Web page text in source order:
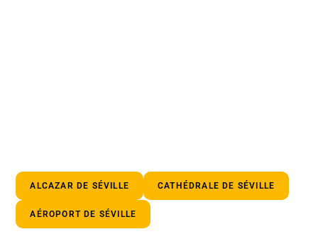
ALCAZAR DE SÉVILLE CATHÉDRALE DE SÉVILLE
AÉROPORT DE SÉVILLE